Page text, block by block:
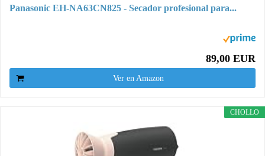
Panasonic EH-NA63CN825 - Secador profesional para...
89,00 EUR
Ver en Amazon
CHOLLO